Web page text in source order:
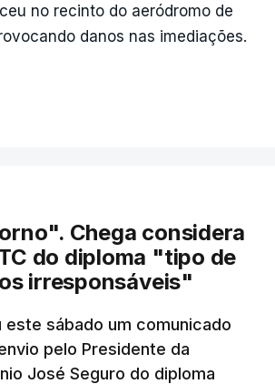
no recinto do aeródromo de
danos nas imediações.
Chega considera
do diploma "tipo de
irresponsáveis"
este sábado um comunicado
pelo Presidente da
José Seguro do diploma